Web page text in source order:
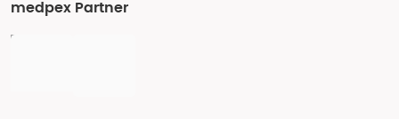
medpex Partner